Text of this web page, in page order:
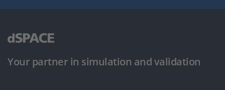
Your partner in simulation and validation